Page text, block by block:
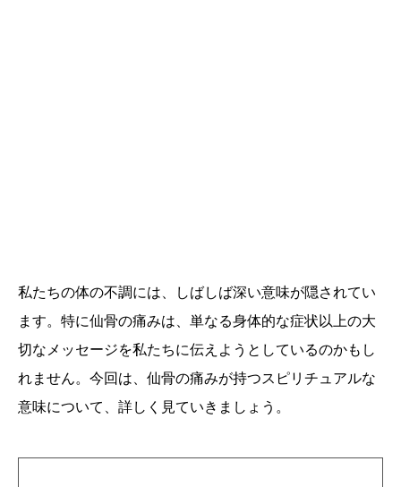
私たちの体の不調には、しばしば深い意味が隠されてい
ます。特に仙骨の痛みは、単なる身体的な症状以上の大
切なメッセージを私たちに伝えようとしているのかもし
れません。今回は、仙骨の痛みが持つスピリチュアルな
意味について、詳しく見ていきましょう。